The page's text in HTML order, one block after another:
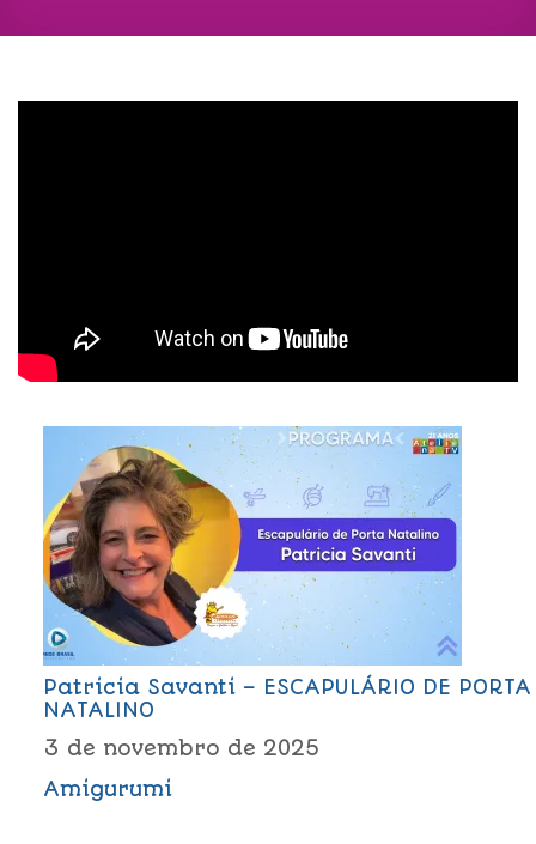
Patricia Savanti – ESCAPULÁRIO DE PORTA
NATALINO
3 de novembro de 2025
Amigurumi